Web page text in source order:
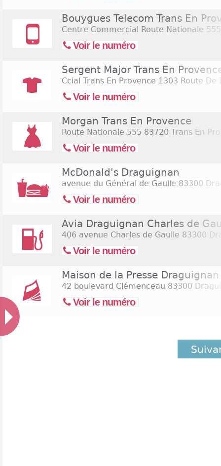
Bouygues Telecom Trans En
Centre Commercial Route Nationale 555
Voir le numéro
Sergent Major Trans En
Ccial Trans En Provence 1303 Route
Voir le numéro
Morgan Trans En Provence
Route Nationale 555 83720 Trans En
Voir le numéro
McDonald's Draguignan
avenue du Général de Gaulle 83300
Voir le numéro
Avia Draguignan Charles de
406 avenue Charles de Gaulle 83300
Voir le numéro
Maison de la Presse Draguignan
42 boulevard Clémenceau 83300
Voir le numéro